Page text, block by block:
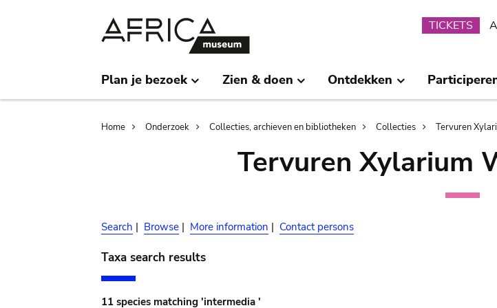
TICKETS
Plan je bezoek Zien & doen Ontdekken
Breadcrumb
Home Onderzoek Collecties, archieven en bibliotheken Collecties Tervuren
Tervuren Xylarium
Search | Browse | More information | Contact persons
Taxa search results
11 species matching 'intermedia '